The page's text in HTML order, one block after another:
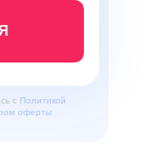
с Политикой
оферты